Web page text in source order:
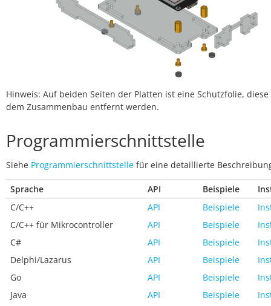
Hinweis: Auf beiden Seiten der Platten ist eine Schutzfolie, diese
dem Zusammenbau entfernt werden.
Programmierschnittstelle
Siehe Programmierschnittstelle für eine detaillierte
Sprache API Beispiele
C/C++
API Beispiele
C/C++ für Mikrocontroller
API Beispiele
C#
API Beispiele
Delphi/Lazarus
API Beispiele
Go
API Beispiele
Java
API Beispiele